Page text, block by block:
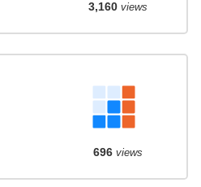
3,160views
696views